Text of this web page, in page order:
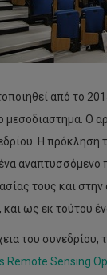
από το
μεσοδιάστημα. Ο
Η πρόκληση
αναπτυσσόμενο
τους και
και ως εκ τούτου
του
Remote Sensing